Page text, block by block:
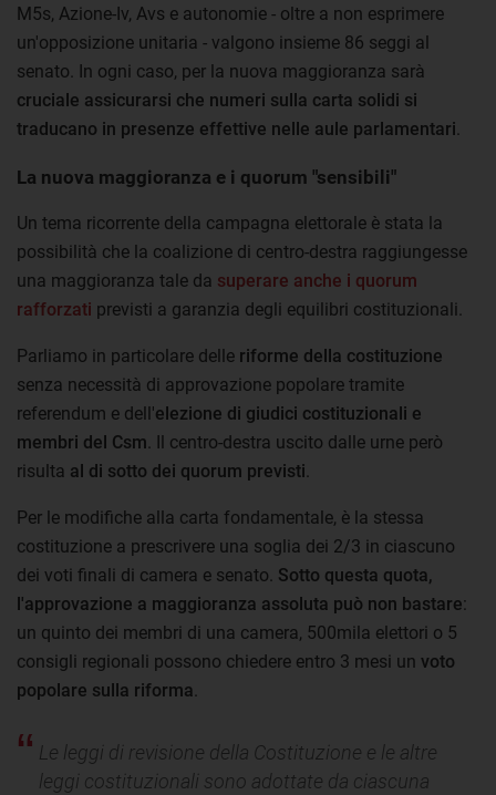
M5s, Azione-Iv, Avs e autonomie - oltre a non esprimere
un'opposizione unitaria - valgono insieme 86 seggi al
senato. In ogni caso, per la nuova maggioranza sarà
cruciale assicurarsi che numeri sulla carta solidi si
traducano in presenze effettive nelle aule parlamentari
La nuova maggioranza e i quorum "sensibili"
Un tema ricorrente della campagna elettorale è stata la
possibilità che la coalizione di centro-destra raggiungesse
una maggioranza tale da superare anche i quorum
rafforzati previsti a garanzia degli equilibri costituzionali.
Parliamo in particolare delle riforme della costituzione
senza necessità di approvazione popolare tramite
referendum e dell'elezione di giudici costituzionali e
membri del Csm . Il centro-destra uscito dalle urne però
risulta al di sotto dei quorum previsti
Per le modifiche alla carta fondamentale, è la stessa
costituzione a prescrivere una soglia dei 2/3 in ciascuno
dei voti finali di camera e senato. Sotto questa quota,
l'approvazione a maggioranza assoluta può non bastare:
un quinto dei membri di una camera, 500mila elettori o 5
consigli regionali possono chiedere entro 3 mesi un voto
popolare sulla riforma
Le leggi di revisione della Costituzione e le altre
leggi costituzionali sono adottate da ciascuna